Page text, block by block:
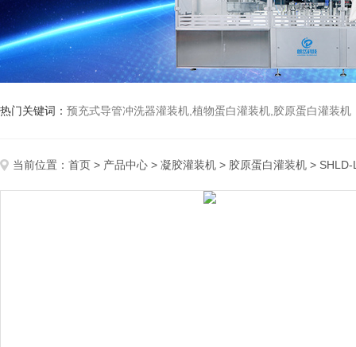
热门关键词： 预充式导管冲洗器灌装机,植物蛋白灌装机,胶原蛋白灌装机
当前位置： 首页 > 产品中心 > 凝胶灌装机 > 胶原蛋白灌装机 > SHLD-